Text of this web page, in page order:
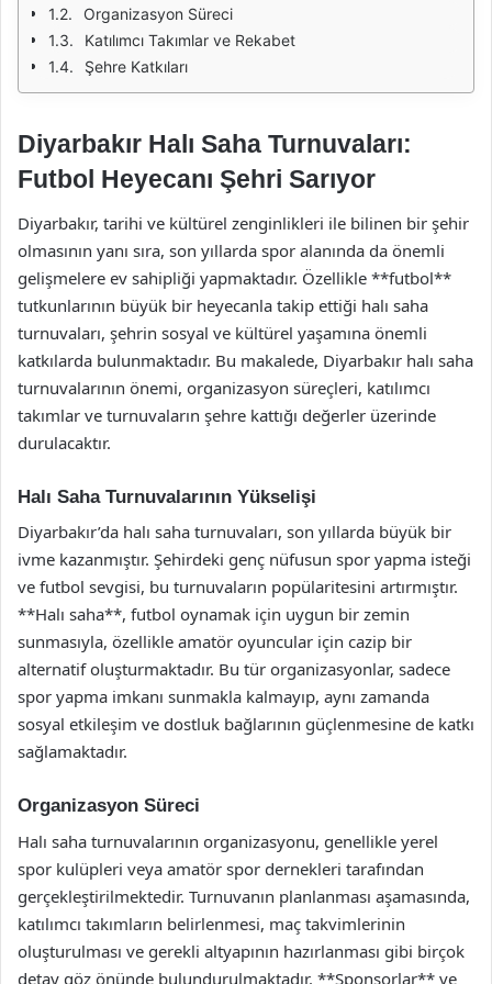
Organizasyon Süreci
Katılımcı Takımlar ve Rekabet
Şehre Katkıları
Diyarbakır Halı Saha Turnuvaları:
Futbol Heyecanı Şehri Sarıyor
Diyarbakır, tarihi ve kültürel zenginlikleri ile bilinen bir şehir
olmasının yanı sıra, son yıllarda spor alanında da önemli
gelişmelere ev sahipliği yapmaktadır. Özellikle **futbol**
tutkunlarının büyük bir heyecanla takip ettiği halı saha
turnuvaları, şehrin sosyal ve kültürel yaşamına önemli
katkılarda bulunmaktadır. Bu makalede, Diyarbakır halı saha
turnuvalarının önemi, organizasyon süreçleri, katılımcı
takımlar ve turnuvaların şehre kattığı değerler üzerinde
durulacaktır.
Halı Saha Turnuvalarının Yükselişi
Diyarbakır’da halı saha turnuvaları, son yıllarda büyük bir
ivme kazanmıştır. Şehirdeki genç nüfusun spor yapma isteği
ve futbol sevgisi, bu turnuvaların popülaritesini artırmıştır.
**Halı saha**, futbol oynamak için uygun bir zemin
sunmasıyla, özellikle amatör oyuncular için cazip bir
alternatif oluşturmaktadır. Bu tür organizasyonlar, sadece
spor yapma imkanı sunmakla kalmayıp, aynı zamanda
sosyal etkileşim ve dostluk bağlarının güçlenmesine de katkı
sağlamaktadır.
Organizasyon Süreci
Halı saha turnuvalarının organizasyonu, genellikle yerel
spor kulüpleri veya amatör spor dernekleri tarafından
gerçekleştirilmektedir. Turnuvanın planlanması aşamasında,
katılımcı takımların belirlenmesi, maç takvimlerinin
oluşturulması ve gerekli altyapının hazırlanması gibi birçok
detay göz önünde bulundurulmaktadır. **Sponsorlar** ve